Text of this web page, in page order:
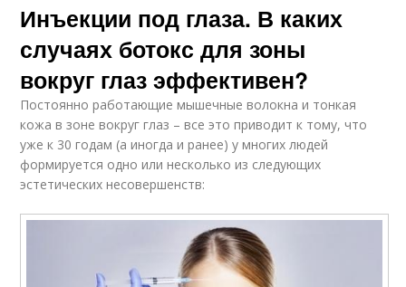
Инъекции под глаза. В каких
случаях ботокс для зоны
вокруг глаз эффективен?
Постоянно работающие мышечные волокна и тонкая
кожа в зоне вокруг глаз – все это приводит к тому, что
уже к 30 годам (а иногда и ранее) у многих людей
формируется одно или несколько из следующих
эстетических несовершенств: